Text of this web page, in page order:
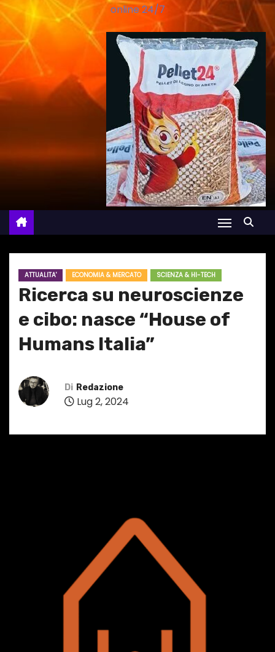
online 24/7
ATTUALITA' ECONOMIA & MERCATO SCIENZA & HI-TECH
Ricerca su neuroscienze
e cibo: nasce “House of
Humans Italia”
Di Redazione
Lug 2, 2024